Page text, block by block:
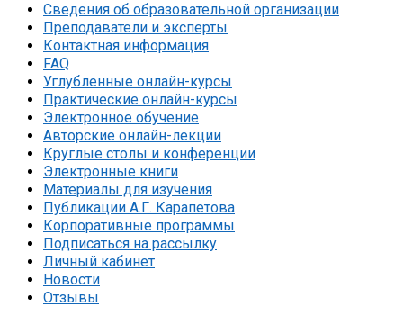
Сведения об образовательной организации
Преподаватели и эксперты
Контактная информация
FAQ
Углубленные онлайн-курсы
Практические онлайн-курсы
Электронное обучение
Авторские онлайн-лекции
Круглые столы и конференции
Электронные книги
Материалы для изучения
Публикации А.Г. Карапетова
Корпоративные программы
Подписаться на рассылку
Личный кабинет
Новости
Отзывы